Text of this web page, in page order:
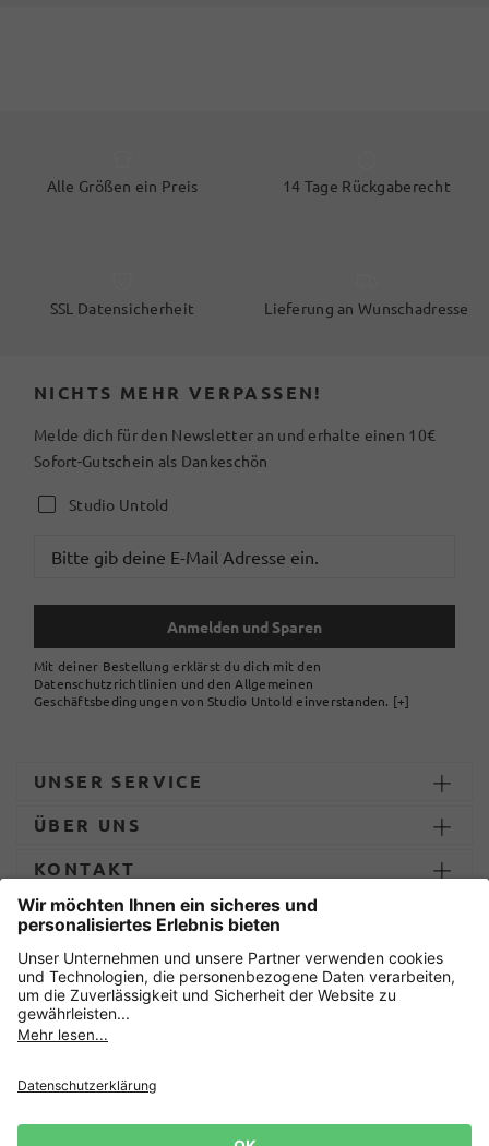
Alle Größen ein Preis 14 Tage Rückgaberecht
SSL Datensicherheit Lieferung an Wunschadresse
NICHTS MEHR VERPASSEN!
Melde dich für den Newsletter an und erhalte einen 10€
Sofort-Gutschein als Dankeschön
Studio Untold
Anmelden und Sparen
Mit deiner Bestellung erklärst du dich mit den
Datenschutzrichtlinien und den Allgemeinen
Geschäftsbedingungen von Studio Untold einverstanden. [+]
UNSER SERVICE
ÜBER UNS
KONTAKT
ZAHLUNG UND LIEFERUNG
Sicher einkaufen mit
Impressum